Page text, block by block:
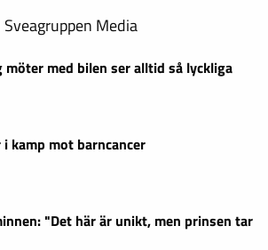
Media
möter med bilen ser alltid så lyckliga
kamp mot barncancer
"Det här är unikt, men prinsen tar